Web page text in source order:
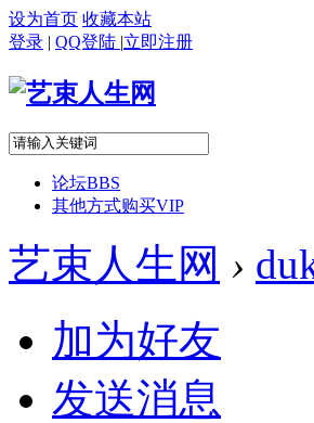
设为首页 收藏本站
登录 | QQ登陆 |立即注册
论坛BBS
其他方式购买VIP
艺束人生网 ›
加为好友
发送消息